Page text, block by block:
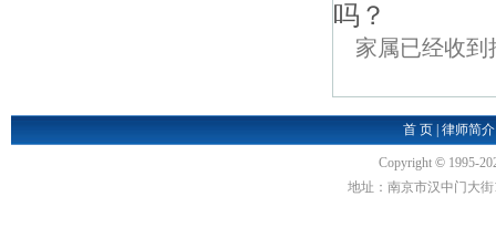
吗？
家属已经收
首 页 |律师简介
Copyright © 1995-
地址：南京市汉中门大街